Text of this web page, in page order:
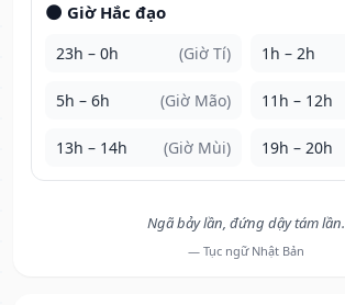
🌑 Giờ Hắc đạo
23h – 0h (Giờ Tí) 1h – 2h
5h – 6h (Giờ Mão) 11h – 12h
13h – 14h (Giờ Mùi) 19h – 20h
Ngã bảy lần, đứng dậy tám lần.
— Tục ngữ Nhật Bản